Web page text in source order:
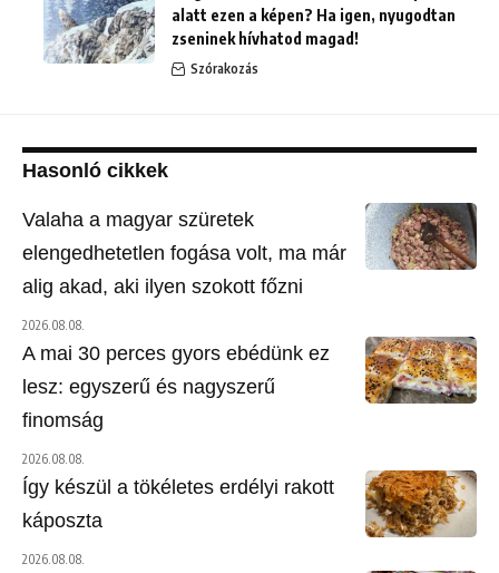
alatt ezen a képen? Ha igen, nyugodtan
zseninek hívhatod magad!
Szórakozás
Hasonló cikkek
Valaha a magyar szüretek
elengedhetetlen fogása volt, ma már
alig akad, aki ilyen szokott főzni
2026.08.08.
A mai 30 perces gyors ebédünk ez
lesz: egyszerű és nagyszerű
finomság
2026.08.08.
Így készül a tökéletes erdélyi rakott
káposzta
2026.08.08.